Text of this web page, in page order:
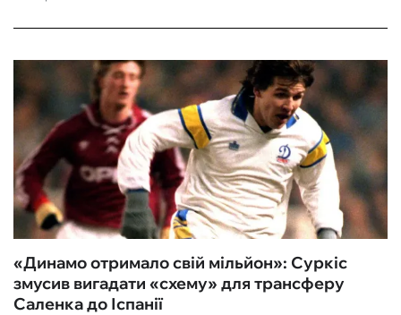
«Динамо отримало свій мільйон»: Суркіс
змусив вигадати «схему» для трансферу
Саленка до Іспанії